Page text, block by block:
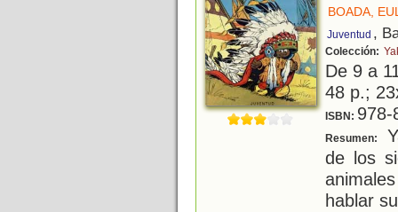
BOADA,
Juventud ,
Colección:
De 9 a
48 p.;
ISBN: 978-
Resumen:
de los
hablar